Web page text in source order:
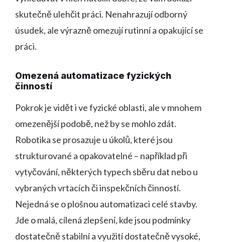
skutečně ulehčit práci. Nenahrazují odborný
úsudek, ale výrazně omezují rutinní a opakující se
práci.
Omezená automatizace fyzických
činností
Pokrok je vidět i ve fyzické oblasti, ale v mnohem
omezenější podobě, než by se mohlo zdát.
Robotika se prosazuje u úkolů, které jsou
strukturované a opakovatelné – například při
vytyčování, některých typech sběru dat nebo u
vybraných vrtacích či inspekčních činností.
Nejedná se o plošnou automatizaci celé stavby.
Jde o malá, cílená zlepšení, kde jsou podmínky
dostatečně stabilní a využití dostatečně vysoké,